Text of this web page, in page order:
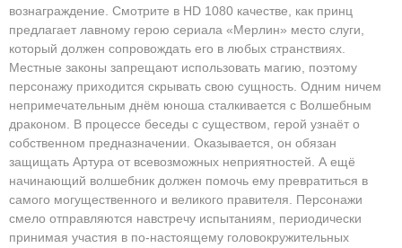
вознаграждение. Смотрите в HD 1080 качестве, как принц
предлагает лавному герою сериала «Мерлин» место слуги,
который должен сопровождать его в любых странствиях.
Местные законы запрещают использовать магию, поэтому
персонажу приходится скрывать свою сущность. Одним ничем
непримечательным днём юноша сталкивается с Волшебным
драконом. В процессе беседы с существом, герой узнаёт о
собственном предназначении. Оказывается, он обязан
защищать Артура от всевозможных неприятностей. А ещё
начинающий волшебник должен помочь ему превратиться в
самого могущественного и великого правителя. Персонажи
смело отправляются навстречу испытаниям, периодически
принимая участия в по-настоящему головокружительных